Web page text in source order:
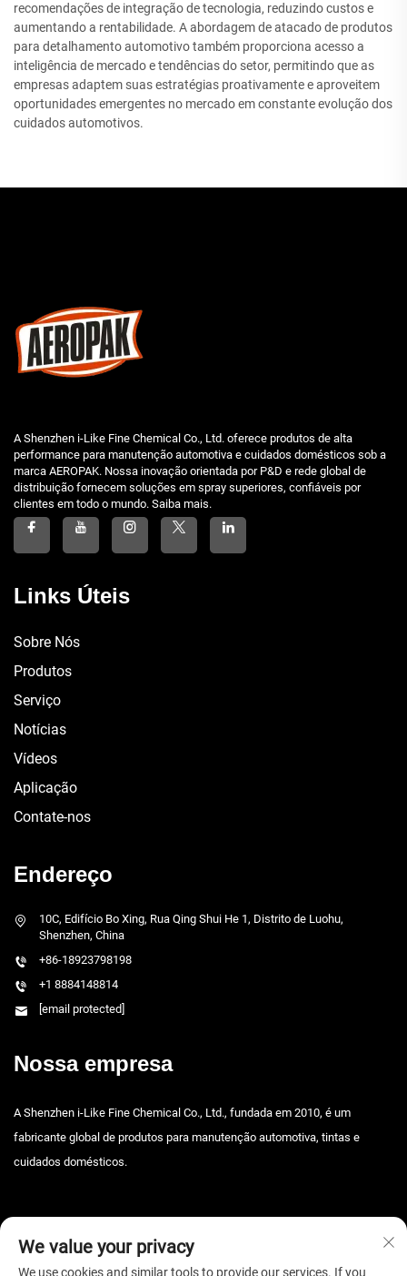
recomendações de integração de tecnologia, reduzindo custos e
aumentando a rentabilidade. A abordagem de atacado de produtos
para detalhamento automotivo também proporciona acesso a
inteligência de mercado e tendências do setor, permitindo que as
empresas adaptem suas estratégias proativamente e aproveitem
oportunidades emergentes no mercado em constante evolução dos
cuidados automotivos.
A Shenzhen i-Like Fine Chemical Co., Ltd. oferece produtos de alta
performance para manutenção automotiva e cuidados domésticos sob a
marca AEROPAK. Nossa inovação orientada por P&D e rede global de
distribuição fornecem soluções em spray superiores, confiáveis por
clientes em todo o mundo. Saiba mais.
Links Úteis
Sobre Nós
Produtos
Serviço
Notícias
Vídeos
Aplicação
Contate-nos
Endereço
10C, Edifício Bo Xing, Rua Qing Shui He 1, Distrito de Luohu,
Shenzhen, China
+86-18923798198
+1 8884148814
[email protected]
Nossa empresa
A Shenzhen i-Like Fine Chemical Co., Ltd., fundada em 2010, é um
fabricante global de produtos para manutenção automotiva, tintas e
cuidados domésticos.
We value your privacy
We use cookies and similar tools to provide our services. If you